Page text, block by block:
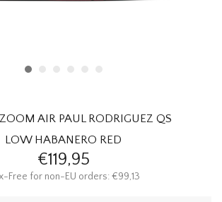
AIR PAUL RODRIGUEZ QS
LOW HABANERO RED
€119,95
Free for non-EU orders: €99,13